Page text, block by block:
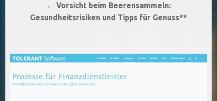
← Vorsicht beim Beerensammeln:
Gesundheitsrisiken und Tipps für Genuss**